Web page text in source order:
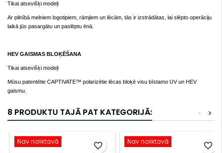
Tikai atsevišķi modeļi
Ar pilnībā melniem logotipiem, rāmjiem un lēcām, tās ir izstrādātas, lai slēpto operāciju
laikā jūs pasargātu un paslēptu ēnā.
HEV GAISMAS BLOĶĒŠANA
Tikai atsevišķi modeļi
Mūsu patentētie CAPTIVATE™ polarizētie lēcas bloķē visu bīstamo UV un HEV
gaismu.
8 PRODUKTU TAJĀ PAT KATEGORIJĀ: >
<
Nav noliktavā favorite_border Nav noliktavā favorite_border